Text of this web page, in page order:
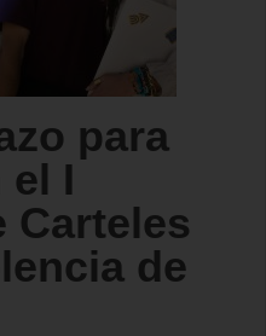
para
I
Carteles
de